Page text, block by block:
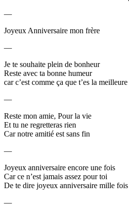
—
Joyeux Anniversaire mon frère
—
Je te souhaite plein de bonheur
Reste avec ta bonne humeur
car c’est comme ça que t’es la meilleure
—
Reste mon amie, Pour la vie
Et tu ne regretteras rien
Car notre amitié est sans fin
—
Joyeux anniversaire encore une fois
Car ce n’est jamais assez pour toi
De te dire joyeux anniversaire mille fois
—